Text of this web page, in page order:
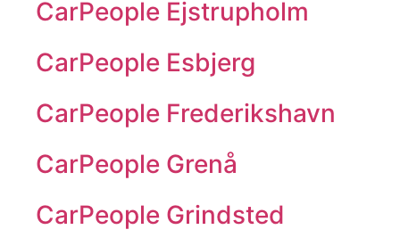
CarPeople Ejstrupholm
CarPeople Esbjerg
CarPeople Frederikshavn
CarPeople Grenå
CarPeople Grindsted